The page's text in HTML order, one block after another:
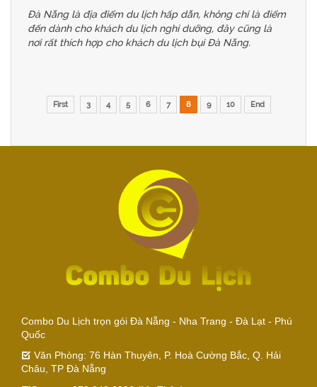
Đà Nẵng là địa điểm du lịch hấp dẫn, không chỉ là điểm
đến dành cho khách du lịch nghỉ dưỡng, đây cũng là
nơi rất thích hợp cho khách du lịch bụi Đà Nẵng.
First 3 4 5 6 7 8 9 10 End
Combo Du Lịch trọn gói Đà Nẵng - Nha Trang - Đà Lạt - Phú
Quốc
Văn Phòng: 76 Hàn Thuyên, P. Hoà Cường Bắc, Q. Hải
Châu, TP Đà Nẵng